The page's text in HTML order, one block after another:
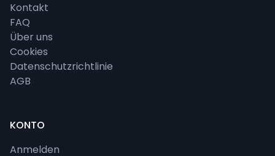
Kontakt
FAQ
Über uns
Cookies
Datenschutzrichtlinie
AGB
KONTO
Anmelden